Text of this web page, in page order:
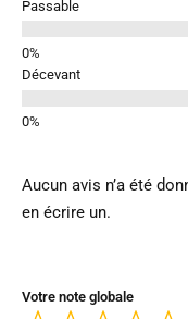
Passable
Décevant
Aucun avis n’a été
en écrire un.
Votre note globale